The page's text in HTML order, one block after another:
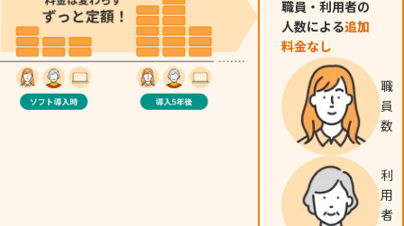
職員・利用者の
人数による追加
料金なし
職
員
数
利
用
者